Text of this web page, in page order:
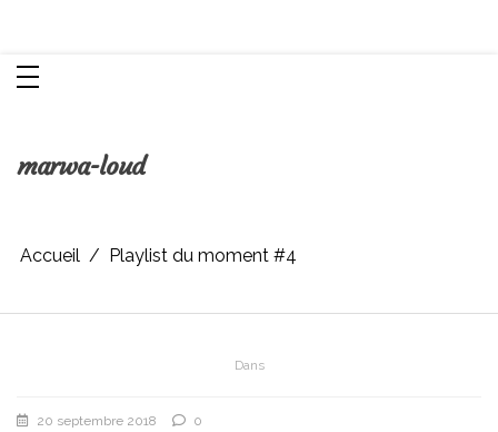
marwa-loud
Accueil Playlist du moment #4
Dans
20 septembre 2018 0